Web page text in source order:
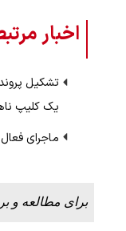
اخبار
تشکیل
یک کلیپ
ماجرای
برای مطالعه و